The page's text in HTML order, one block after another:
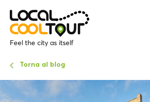
Feel the city as itself
Torna al blog